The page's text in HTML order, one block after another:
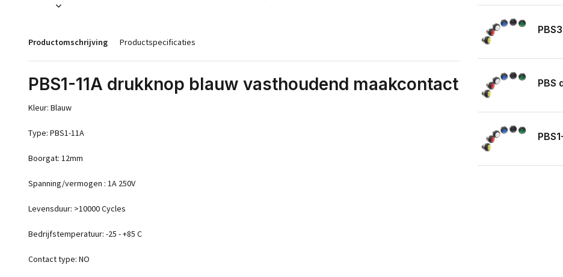
Productomschrijving Productspecificaties
PBS1-11A drukknop blauw vasthoudend maakcontact
Kleur: Blauw
Type: PBS1-11A
Boorgat: 12mm
Spanning/vermogen : 1A 250V
Levensduur: >10000 Cycles
Bedrijfstemperatuur: -25 - +85 C
Contact type: NO
PBS